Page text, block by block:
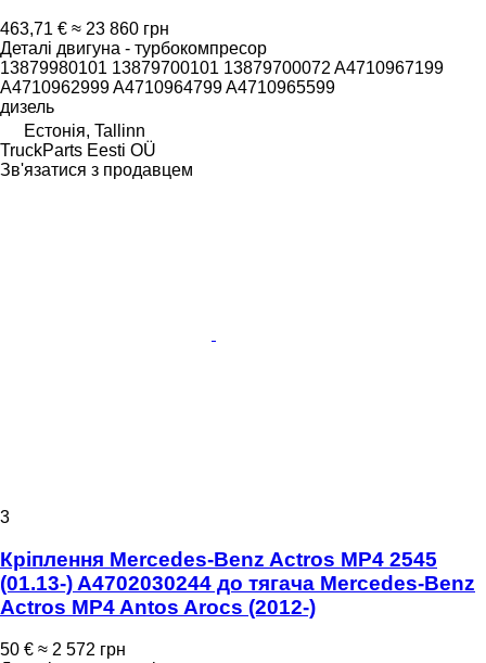
463,71 € ≈ 23 860 грн
Деталі двигуна - турбокомпресор
13879980101 13879700101 13879700072 A4710967199
A4710962999 A4710964799 A4710965599
дизель
Естонія, Tallinn
TruckParts Eesti OÜ
Зв'язатися з продавцем
3
Кріплення Mercedes-Benz Actros MP4 2545
(01.13-) A4702030244 до тягача Mercedes-Benz
Actros MP4 Antos Arocs (2012-)
50 € ≈ 2 572 грн